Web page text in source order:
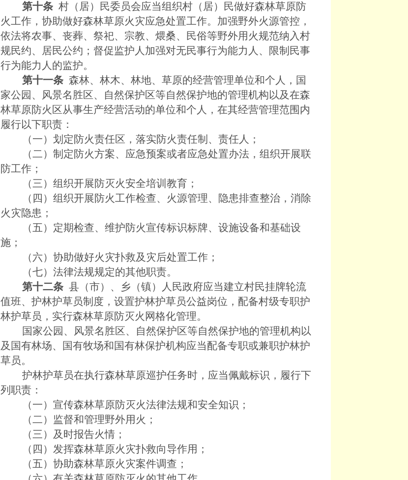
第十条 村（居）民委员会应当组织村（居）民做好森林草原防
火工作，协助做好森林草原火灾应急处置工作。加强野外火源管控，
依法将农事、丧葬、祭祀、宗教、煨桑、民俗等野外用火规范纳入村
规民约、居民公约；督促监护人加强对无民事行为能力人、限制民事
行为能力人的监护。
第十一条 森林、林木、林地、草原的经营管理单位和个人，国
家公园、风景名胜区、自然保护区等自然保护地的管理机构以及在森
林草原防火区从事生产经营活动的单位和个人，在其经营管理范围内
履行以下职责：
（一）划定防火责任区，落实防火责任制、责任人；
（二）制定防火方案、应急预案或者应急处置办法，组织开展联
防工作；
（三）组织开展防灭火安全培训教育；
（四）组织开展防火工作检查、火源管理、隐患排查整治，消除
火灾隐患；
（五）定期检查、维护防火宣传标识标牌、设施设备和基础设
施；
（六）协助做好火灾扑救及灾后处置工作；
（七）法律法规规定的其他职责。
第十二条 县（市）、乡（镇）人民政府应当建立村民挂牌轮流
值班、护林护草员制度，设置护林护草员公益岗位，配备村级专职护
林护草员，实行森林草原防灭火网格化管理。
国家公园、风景名胜区、自然保护区等自然保护地的管理机构以
及国有林场、国有牧场和国有林保护机构应当配备专职或兼职护林护
草员。
护林护草员在执行森林草原巡护任务时，应当佩戴标识，履行下
列职责：
（一）宣传森林草原防灭火法律法规和安全知识；
（二）监督和管理野外用火；
（三）及时报告火情；
（四）发挥森林草原火灾扑救向导作用；
（五）协助森林草原火灾案件调查；